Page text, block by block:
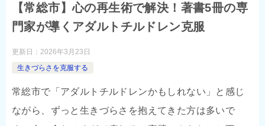
【常総市】心の再生術で解決！著書5冊の専
門家が導くアダルトチルドレン克服
更新日： 2026年3月23日
生きづらさを克服する
常総市で「アダルトチルドレンかもしれない」と感じ
ながら、ずっと生きづらさを抱えてきた方は多いで